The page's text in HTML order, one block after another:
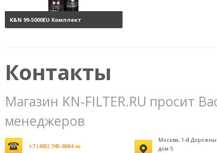
K&N 99-5000EU Комплект
Контакты
Магазин KN-FILTER.RU просит
менеджеров
+7 (495) 745-9884
Москва, 1-й
дом 5